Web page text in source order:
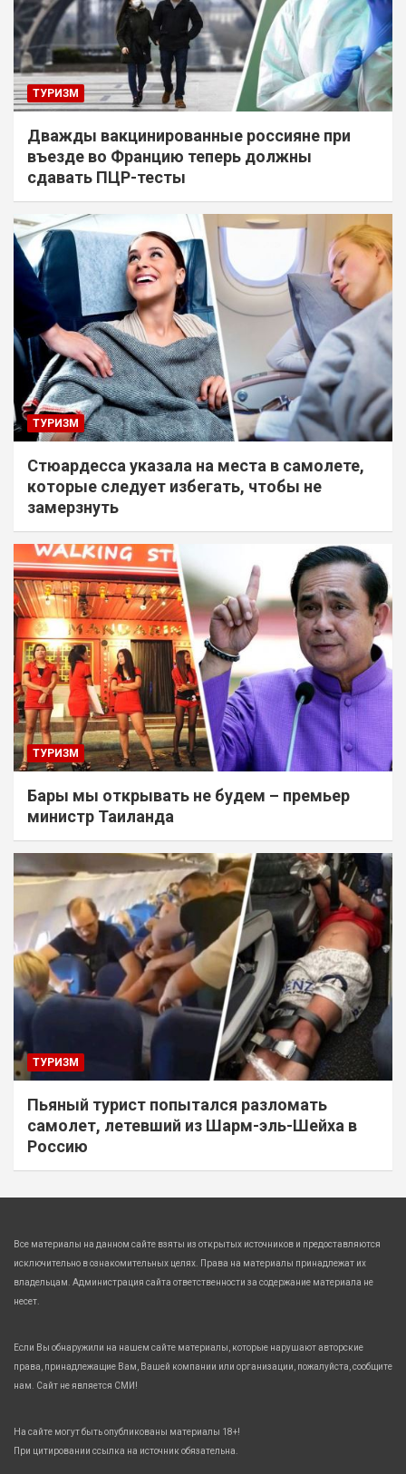
ТУРИЗМ
Дважды вакцинированные россияне при
въезде во Францию теперь должны
сдавать ПЦР-тесты
ТУРИЗМ
Стюардесса указала на места в самолете,
которые следует избегать, чтобы не
замерзнуть
ТУРИЗМ
Бары мы открывать не будем – премьер
министр Таиланда
ТУРИЗМ
Пьяный турист попытался разломать
самолет, летевший из Шарм-эль-Шейха в
Россию
Все материалы на данном сайте взяты из открытых источников и предоставляются
исключительно в ознакомительных целях. Права на материалы принадлежат их
владельцам. Администрация сайта ответственности за содержание материала не
несет.
Если Вы обнаружили на нашем сайте материалы, которые нарушают авторские
права, принадлежащие Вам, Вашей компании или организации, пожалуйста, сообщите
нам. Сайт не является СМИ!
На сайте могут быть опубликованы материалы 18+!
При цитировании ссылка на источник обязательна.